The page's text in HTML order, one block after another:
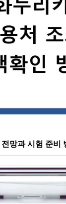
망과 시험 준비